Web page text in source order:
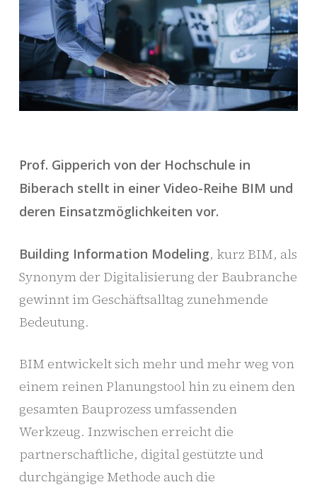
Prof. Gipperich von der Hochschule in
Biberach stellt in einer Video-Reihe BIM und
deren Einsatzmöglichkeiten vor.
Building Information Modeling, kurz BIM, als
Synonym der Digitalisierung der Baubranche
gewinnt im Geschäftsalltag zunehmende
Bedeutung.
BIM entwickelt sich mehr und mehr weg von
einem reinen Planungstool hin zu einem den
gesamten Bauprozess umfassenden
Werkzeug. Inzwischen erreicht die
partnerschaftliche, digital gestützte und
durchgängige Methode auch die